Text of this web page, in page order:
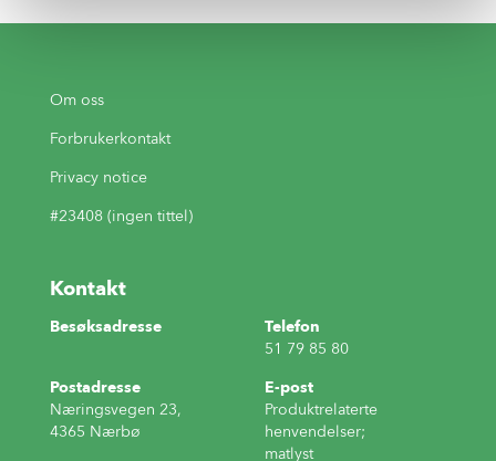
Om oss
Forbrukerkontakt
Privacy notice
#23408 (ingen tittel)
Kontakt
Besøksadresse
Telefon
51 79 85 80
Postadresse
Næringsvegen 23,
4365 Nærbø
E-post
Produktrelaterte
henvendelser;
matlyst